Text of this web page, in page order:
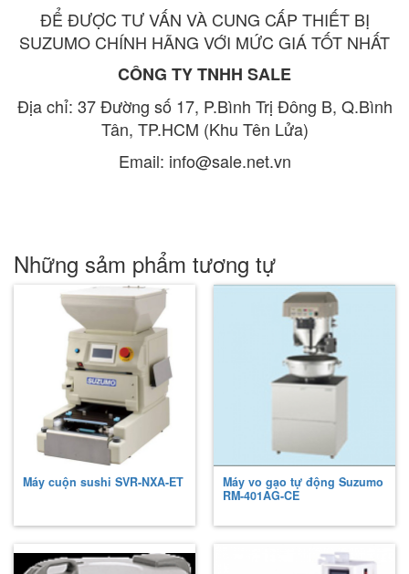
ĐỂ ĐƯỢC TƯ VẤN VÀ CUNG CẤP THIẾT BỊ
SUZUMO CHÍNH HÃNG VỚI MỨC GIÁ TỐT NHẤT
CÔNG TY TNHH SALE
Địa chỉ: 37 Đường số 17, P.Bình Trị Đông B, Q.Bình
Tân, TP.HCM (Khu Tên Lửa)
Email: info@sale.net.vn
Những sảm phẩm tương tự
Máy cuộn sushi SVR-NXA-ET
Máy vo gạo tự động Suzumo
RM-401AG-CE